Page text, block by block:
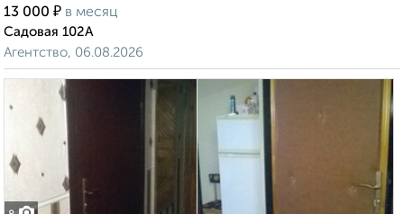
13 000 ₽ в месяц
Садовая 102А
Агентство, 06.08.2026